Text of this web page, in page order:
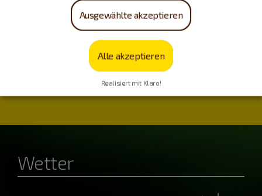
Dinos & Fossilien
Wetter
Ausgewählte akzeptieren
Alle akzeptieren
Realisiert mit Klaro!